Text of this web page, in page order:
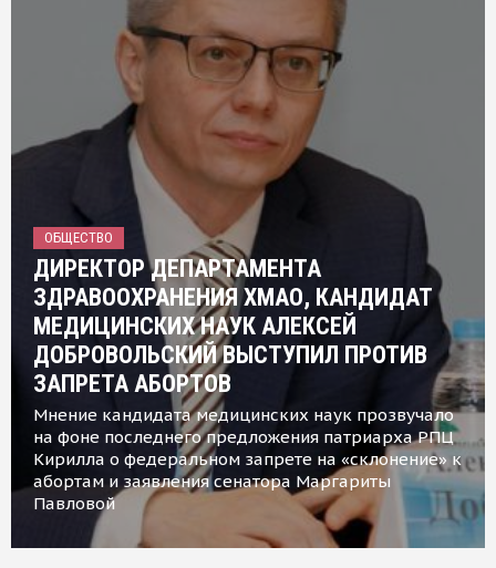
ОБЩЕСТВО
ДИРЕКТОР ДЕПАРТАМЕНТА
ЗДРАВООХРАНЕНИЯ ХМАО, КАНДИДАТ
МЕДИЦИНСКИХ НАУК АЛЕКСЕЙ
ДОБРОВОЛЬСКИЙ ВЫСТУПИЛ ПРОТИВ
ЗАПРЕТА АБОРТОВ
Мнение кандидата медицинских наук прозвучало
на фоне последнего предложения патриарха РПЦ
Кирилла о федеральном запрете на «склонение» к
абортам и заявления сенатора Маргариты
Павловой